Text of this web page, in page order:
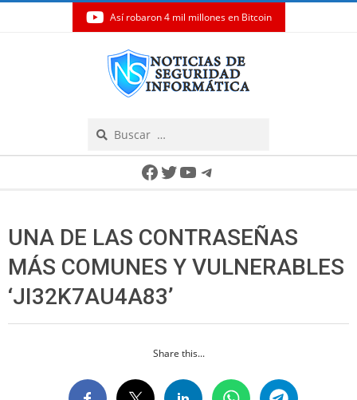
Así robaron 4 mil millones en Bitcoin
Facebook
Twitter
YouTube
Telegram
UNA DE LAS CONTRASEÑAS
MÁS COMUNES Y VULNERABLES
‘JI32K7AU4A83’
Share this...